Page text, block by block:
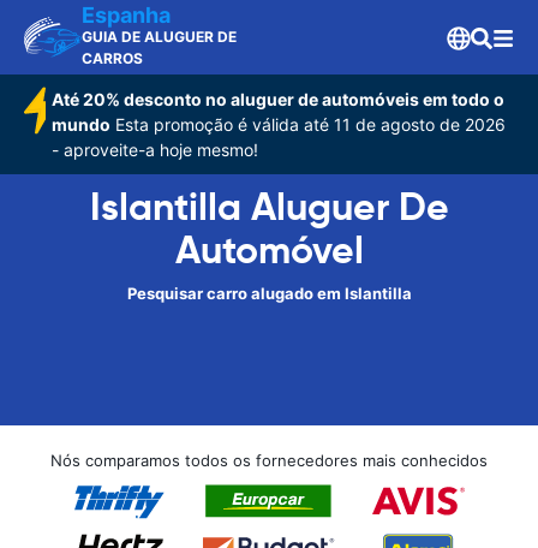
Espanha
GUIA DE ALUGUER DE
CARROS
Até 20% desconto no aluguer de automóveis em todo o
mundo Esta promoção é válida até 11 de agosto de 2026
- aproveite-a hoje mesmo!
Islantilla Aluguer De
Automóvel
Pesquisar carro alugado em Islantilla
Nós comparamos todos os fornecedores mais conhecidos